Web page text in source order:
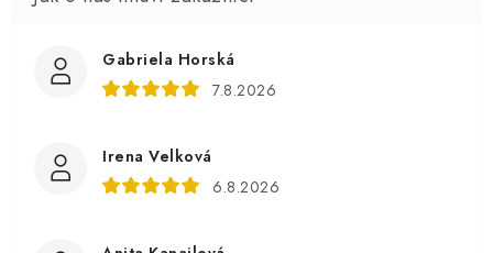
Gabriela Horská
7.8.2026
Irena Velková
6.8.2026